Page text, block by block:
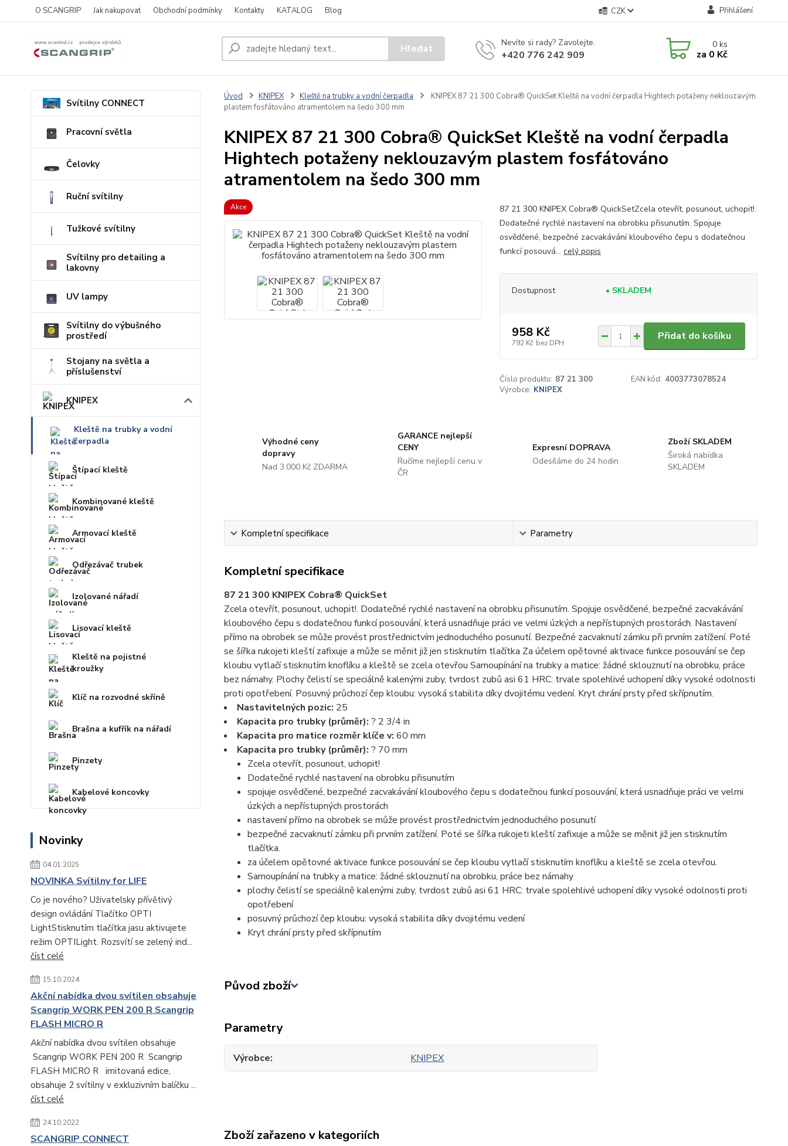
O SCANGRIP Jak nakupovat Obchodní podmínky Kontakty KATALOG Blog CZK Přihlášení
Hledat Nevíte si rady? Zavolejte.
+420 776 242 909
0ks
za 0 Kč
Svítilny CONNECT
Pracovní světla
Čelovky
Ruční svítilny
Tužkové svítilny
Svítilny pro detailing a
lakovny
UV lampy
Svítilny do výbušného
prostředí
Stojany na světla a
příslušenství
KNIPEX
Kleště na trubky a vodní
čerpadla
Štípací kleště
Kombinované kleště
Armovací kleště
Odřezávač trubek
Izolované nářadí
Lisovací kleště
Kleště na pojistné
kroužky
Klíč na rozvodné skříně
Brašna a kufřík na nářadí
Pinzety
Kabelové koncovky
Novinky
04.01.2025
NOVINKA Svítilny for LIFE
Co je nového? Uživatelsky přívětivý
design ovládání Tlačítko OPTI
LightStisknutím tlačítka jasu aktivujete
režim OPTILight. Rozsvítí se zelený ind...
číst celé
15.10.2024
Akční nabídka dvou svítilen obsahuje
Scangrip WORK PEN 200 R Scangrip
FLASH MICRO R
Akční nabídka dvou svítilen obsahuje
Scangrip WORK PEN 200 R Scangrip
FLASH MICRO R imitovaná edice,
obsahuje 2 svítilny v exkluzivním balíčku ...
číst celé
24.10.2022
SCANGRIP CONNECT
Úvod KNIPEX Kleště na trubky a vodní čerpadla
KNIPEX 87 21 300 Cobra® QuickSet Kleště na vodní čerpadla Hightech potaženy neklouzavým
plastem fosfátováno atramentolem na šedo 300 mm
KNIPEX 87 21 300 Cobra® QuickSet Kleště na vodní čerpadla
Hightech potaženy neklouzavým plastem fosfátováno
atramentolem na šedo 300 mm
Akce
87 21 300 KNIPEX Cobra® QuickSetZcela otevřít, posunout, uchopit!.
Dodatečné rychlé nastavení na obrobku přisunutím. Spojuje
osvědčené, bezpečné zacvakávání kloubového čepu s dodatečnou
funkcí posouvá... celý popis
Dostupnost • SKLADEM
958 Kč
792 Kč bez DPH
Přidat do košíku
Číslo produktu: 87 21 300 EAN kód: 4003773078524
Výrobce: KNIPEX
Výhodné ceny
dopravy
Nad 3.000 Kč ZDARMA
GARANCE nejlepší
CENY
Ručíme nejlepší cenu v
ČR
Expresní DOPRAVA
Odesíláme do 24 hodin
Zboží SKLADEM
Široká nabídka
SKLADEM
Kompletní specifikace Parametry
Kompletní specifikace
87 21 300 KNIPEX Cobra® QuickSet
Zcela otevřít, posunout, uchopit!. Dodatečné rychlé nastavení na obrobku přisunutím. Spojuje osvědčené, bezpečné zacvakávání
kloubového čepu s dodatečnou funkcí posouvání, která usnadňuje práci ve velmi úzkých a nepřístupných prostorách. Nastavení
přímo na obrobek se může provést prostřednictvím jednoduchého posunutí. Bezpečné zacvaknutí zámku při prvním zatížení. Poté
se šířka rukojeti kleští zafixuje a může se měnit již jen stisknutím tlačítka Za účelem opětovné aktivace funkce posouvání se čep
kloubu vytlačí stisknutím knoflíku a kleště se zcela otevřou Samoupínání na trubky a matice: žádné sklouznutí na obrobku, práce
bez námahy. Plochy čelistí se speciálně kalenými zuby, tvrdost zubů asi 61 HRC: trvale spolehlivé uchopení díky vysoké odolnosti
proti opotřebení. Posuvný průchozí čep kloubu: vysoká stabilita díky dvojitému vedení. Kryt chrání prsty před skřípnutím.
Nastavitelných pozic: 25
Kapacita pro trubky (průměr): ? 2 3/4 in
Kapacita pro matice rozměr klíče v: 60 mm
Kapacita pro trubky (průměr): ? 70 mm
Zcela otevřít, posunout, uchopit!
Dodatečné rychlé nastavení na obrobku přisunutím
spojuje osvědčené, bezpečné zacvakávání kloubového čepu s dodatečnou funkcí posouvání, která usnadňuje práci ve velmi
úzkých a nepřístupných prostorách
nastavení přímo na obrobek se může provést prostřednictvím jednoduchého posunutí
bezpečné zacvaknutí zámku při prvním zatížení. Poté se šířka rukojeti kleští zafixuje a může se měnit již jen stisknutím
tlačítka.
za účelem opětovné aktivace funkce posouvání se čep kloubu vytlačí stisknutím knoflíku a kleště se zcela otevřou.
Samoupínání na trubky a matice: žádné sklouznutí na obrobku, práce bez námahy
plochy čelistí se speciálně kalenými zuby, tvrdost zubů asi 61 HRC: trvale spolehlivé uchopení díky vysoké odolnosti proti
opotřebení
posuvný průchozí čep kloubu: vysoká stabilita díky dvojitému vedení
Kryt chrání prsty před skřípnutím
Původ zboží
Parametry
Výrobce KNIPEX
Zboží zařazeno v kategoriích